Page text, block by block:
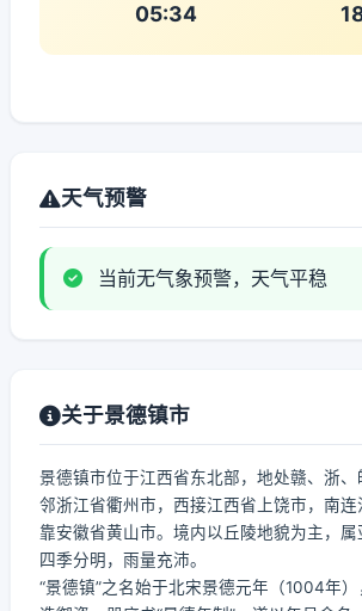
05:34
天气预警
当前无气象预警，天气平稳
关于景德镇市
景德镇市位于江西省东北部，地处赣、浙
邻浙江省衢州市，西接江西省上饶市，南
靠安徽省黄山市。境内以丘陵地貌为主，属
四季分明，雨量充沛。
“景德镇”之名始于北宋景德元年（1004年